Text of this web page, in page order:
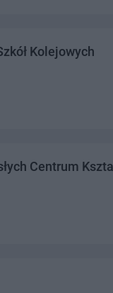
Kolejowych
Centrum